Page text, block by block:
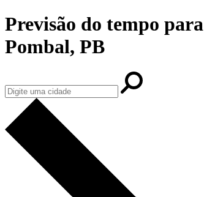
Previsão do tempo para
Pombal, PB